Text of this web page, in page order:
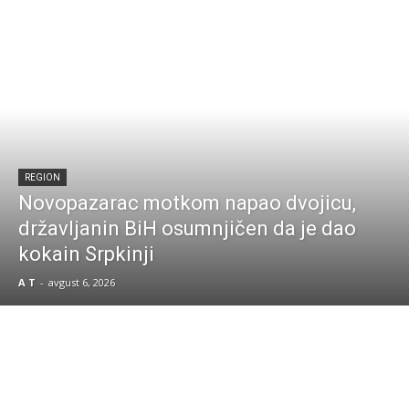
REGION
Novopazarac motkom napao dvojicu,
državljanin BiH osumnjičen da je dao
kokain Srpkinji
A T - avgust 6, 2026